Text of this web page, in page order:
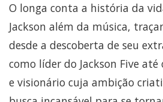
O longa conta a história da
Jackson além da música,
desde a descoberta de seu
como líder do Jackson Five
e visionário cuja ambição